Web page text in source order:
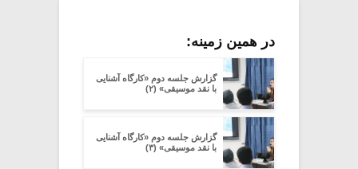
در همین زمینه:
گزارش جلسه دوم «کارگاه آشنایی
با نقد موسیقی» (۲)
گزارش جلسه دوم «کارگاه آشنایی
با نقد موسیقی» (۳)